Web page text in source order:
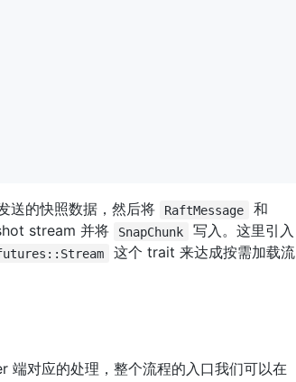
送的快照数据，然后将 RaftMessage
stream 并将 SnapChunk
这个 trait 来达成按需加载流
对应的处理，整个流程的入口我们可以在